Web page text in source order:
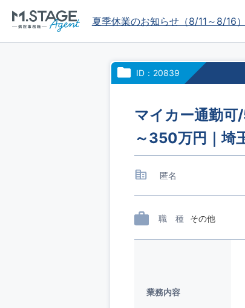
夏季休業のお知らせ（8/11～8/16）
ID：20839
マイカー通勤可
～350万円｜埼
匿名
職 種 その他
業務内容